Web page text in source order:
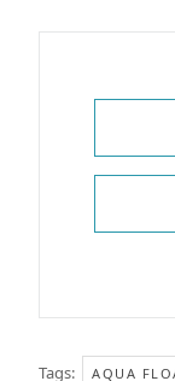
Tags: AQUA